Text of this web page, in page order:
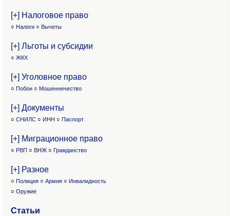
[+] Налоговое право
○ Налоги ○ Вычеты
[+] Льготы и субсидии
○ ЖКХ
[+] Уголовное право
○ Побои ○ Мошенничество
[+] Документы
○ СНИЛС ○ ИНН ○ Паспорт
[+] Миграционное право
○ РВП ○ ВНЖ ○ Гражданство
[+] Разное
○ Полиция ○ Армия ○ Инвалидность
○ Оружие
Статьи